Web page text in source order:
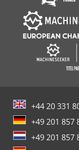
+44 20 331
+49 201 857
+49 201 857